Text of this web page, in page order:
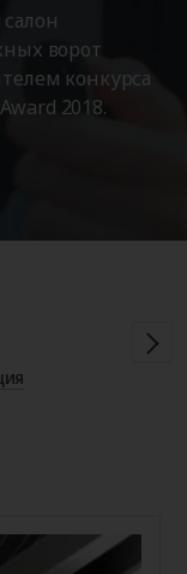
ворот
конкурса
2018.